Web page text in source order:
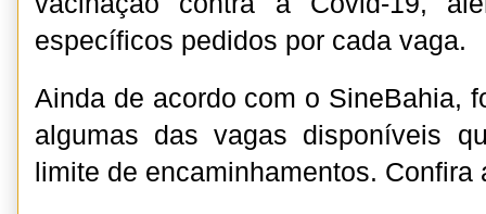
específicos pedidos por cada vaga.
Ainda de acordo com o SineBahia,
algumas das vagas disponíveis
limite de encaminhamentos. Confira